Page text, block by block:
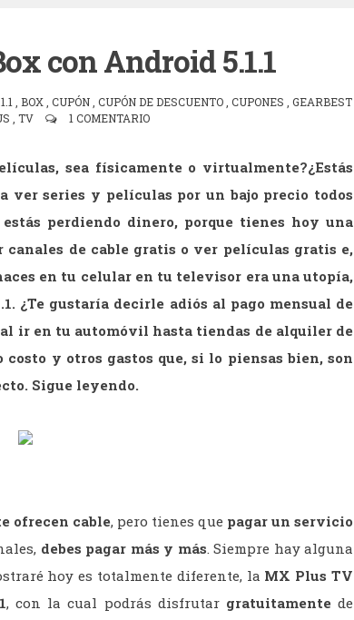
con Android 5.1.1
BOX CUPÓN CUPÓN DE DESCUENTO CUPONES
GEARBEST
TV 1 COMENTARIO
sea físicamente o virtualmente?¿Estás
ver series y películas por un bajo precio todos
perdiendo dinero, porque tienes hoy una
canales de cable gratis o ver películas gratis e,
en tu celular en tu televisor era una utopía,
¿Te gustaría decirle adiós al pago mensual de
ir en tu automóvil hasta tiendas de alquiler de
y otros gastos que, si lo piensas bien, son
Sigue leyendo.
ofrecen cable, pero tienes que pagar un servicio
debes pagar más y más. Siempre hay alguna
hoy es totalmente diferente, la MX Plus TV
, con la cual podrás disfrutar gratuitamente de